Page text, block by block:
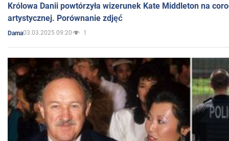
Królowa Danii powtórzyła wizerunek Kate Middleton na
artystycznej. Porównanie zdjęć
Dama03.03.2025 09:20 1